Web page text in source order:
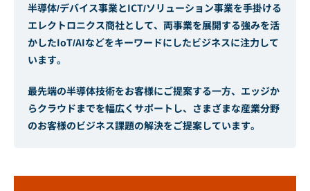
半導体/デバイス事業とICT/ソリューション事業を手掛ける
エレクトロニクス商社として、両事業を展開する強みを活
かしたIoT/AIなどをキーワードにしたビジネスに注力して
います。
最先端の半導体技術をお客様にご提案する一方、エッジか
らクラウドまでを幅広くサポートし、さまざまな産業分野
のお客様のビジネス課題の解決をご提案しています。